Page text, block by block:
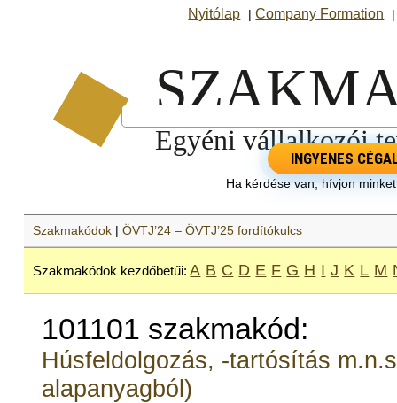
Nyitólap |Company Formation
INGYENES
Ha kérdése van, hívjon
Szakmakódok |ÖVTJ’24 – ÖVTJ’25 fordítókulcs
Szakmakódok kezdőbetűi: A B C D E F G H I J K L M
101101 szakmakód:
Húsfeldolgozás, -tartósítás
alapanyagból)